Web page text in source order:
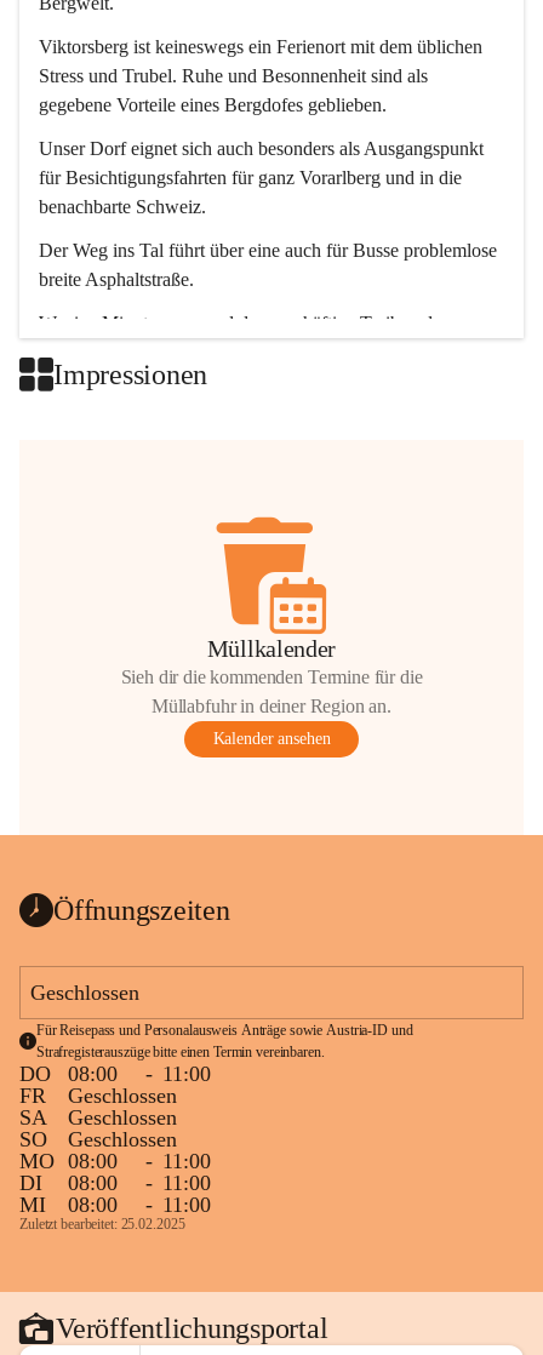
Viktorsberg ist keineswegs ein Ferienort mit dem üblichen
Stress und Trubel. Ruhe und Besonnenheit sind als
gegebene Vorteile eines Bergdofes geblieben.
Unser Dorf eignet sich auch besonders als Ausgangspunkt
für Besichtigungsfahrten für ganz Vorarlberg und in die
benachbarte Schweiz.
Der Weg ins Tal führt über eine auch für Busse problemlose
breite Asphaltstraße.
Wenige Minuten nur, und das geschäftige Treiben der
Impressionen
Müllkalender
Sieh dir die kommenden Termine für die
Müllabfuhr in deiner Region an.
Kalender ansehen
Öffnungszeiten
Geschlossen
Für Reisepass und Personalausweis Anträge sowie Austria-ID und
Strafregisterauszüge bitte einen Termin vereinbaren.
DO 08:00 - 11:00
FR
Geschlossen
SA
Geschlossen
SO
Geschlossen
MO 08:00 - 11:00
DI
08:00 - 11:00
MI
08:00 - 11:00
Zuletzt bearbeitet: 25.02.2025
Veröffentlichungsportal